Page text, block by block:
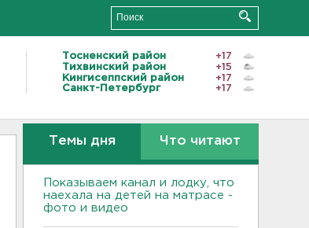
Тосненский район
+17
Тихвинский район
+15
Кингисеппский район
+17
Санкт-Петербург
+17
Темы дня Что читают
Показываем канал и лодку, что
наехала на детей на матрасе -
фото и видео